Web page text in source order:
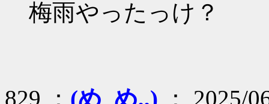
梅雨やったっけ？
829 ： (め_め,,) ： 2025/